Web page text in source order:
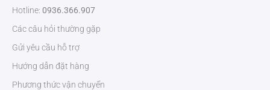
Âm thanh và video
Kênh đầu vào IPC
Hotline: 0936.366.907
Các câu hỏi thường gặp
Gửi yêu cầu hỗ trợ
Hướng dẫn đặt hàng
Phương thức vận chuyển